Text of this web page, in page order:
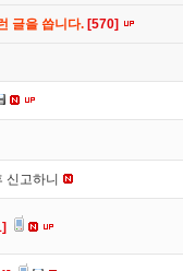
글을 씁니다. [570]
신고하니